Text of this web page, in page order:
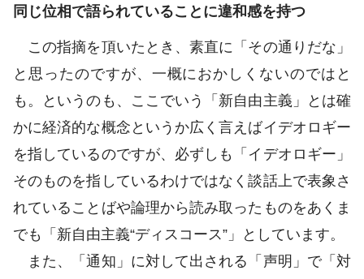
同じ位相で語られていることに違和感を持つ
この指摘を頂いたとき、素直に「その通りだな」
と思ったのですが、一概におかしくないのではと
も。というのも、ここでいう「新自由主義」とは確
かに経済的な概念というか広く言えばイデオロギー
を指しているのですが、必ずしも「イデオロギー」
そのものを指しているわけではなく談話上で表象さ
れていることばや論理から読み取ったものをあくま
でも「新自由主義“ディスコース”」としています。
また、「通知」に対して出される「声明」で「対